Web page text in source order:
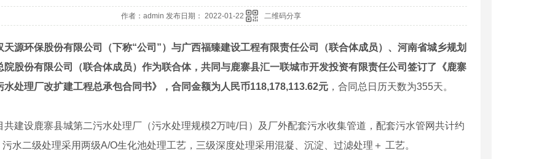
作者：admin 发布日期： 2022-01-22 二维码分享
天源环保股份有限公司（下称“公司”）与广西福臻建设工程有限责任公司（联合体成员）、河南省城乡规划
院股份有限公司（联合体成员）作为联合体，共同与鹿寨县汇一联城市开发投资有限责任公司签订了《鹿寨
水处理厂改扩建工程总承包合同书》，合同金额为人民币118,178,113.62元 ，合同总日历天数为355天。
设鹿寨县城第二污水处理厂（污水处理规模2万吨/日）及厂外配套污水收集管道，配套污水管网共计约
水二级处理采用两级A/O生化池处理工艺，三级深度处理采用混凝、沉淀、过滤处理＋ 工艺。